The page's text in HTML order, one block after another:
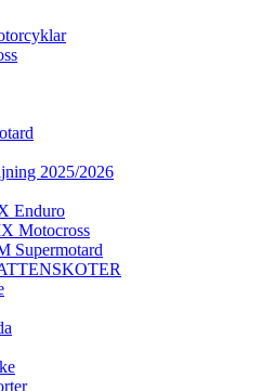
2025/2026
Enduro
Motocross
Supermotard